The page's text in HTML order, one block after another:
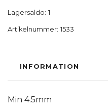
Lagersaldo: 1
Artikelnummer: 1533
INFORMATION
Min 4.5mm